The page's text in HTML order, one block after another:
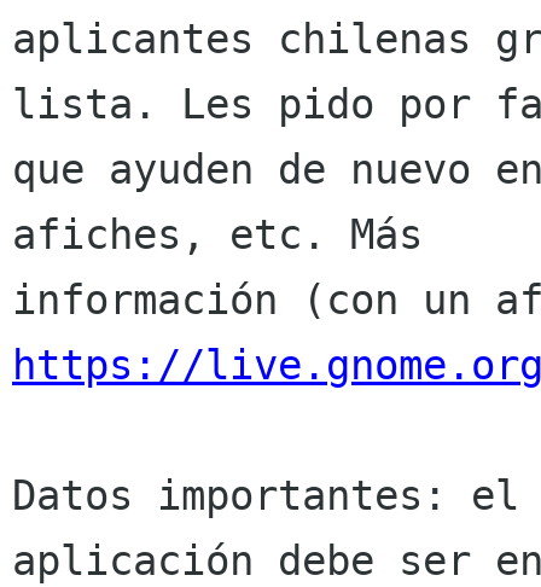
aplicantes chilenas
lista. Les pido por
que ayuden de nuevo
afiches, etc. Más
https://live.gnome.org/
Datos importantes:
aplicación debe ser